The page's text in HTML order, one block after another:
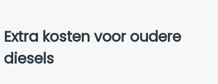
Extra kosten voor oudere
diesels